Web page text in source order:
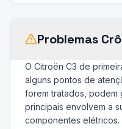
Problemas
O Citroën C3 de
alguns pontos de
forem tratados, podem
principais envolvem a
componentes elétricos.